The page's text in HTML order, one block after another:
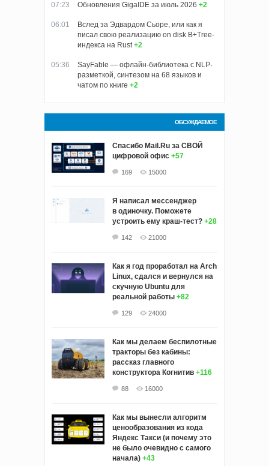
07:23 Обновления GigaIDE за июль 2026 +2
06:01
Вслед за Эдвардом Сьоре, или как я
писал свою реализацию on disk B+Tree-
индекса на Rust +2
05:36
SayFable — офлайн-библиотека с NLP-
разметкой, синтезом на 68 языков и
чатом по книге +2
ОБСУЖДАЕМОЕ
Спасибо Mail.Ru за СВОЙ
цифровой офис +57
169 15000
Я написал мессенджер
в одиночку. Поможете
устроить ему краш‑тест? +28
142 21000
Как я год проработал на Arch
Linux, сдался и вернулся на
скучную Ubuntu для
реальной работы +82
129 24000
Как мы делаем беспилотные
тракторы без кабины:
рассказ главного
конструктора Когнитив +116
88 16000
Как мы вынесли алгоритм
ценообразования из кода
Яндекс Такси (и почему это
не было очевидно с самого
начала) +43